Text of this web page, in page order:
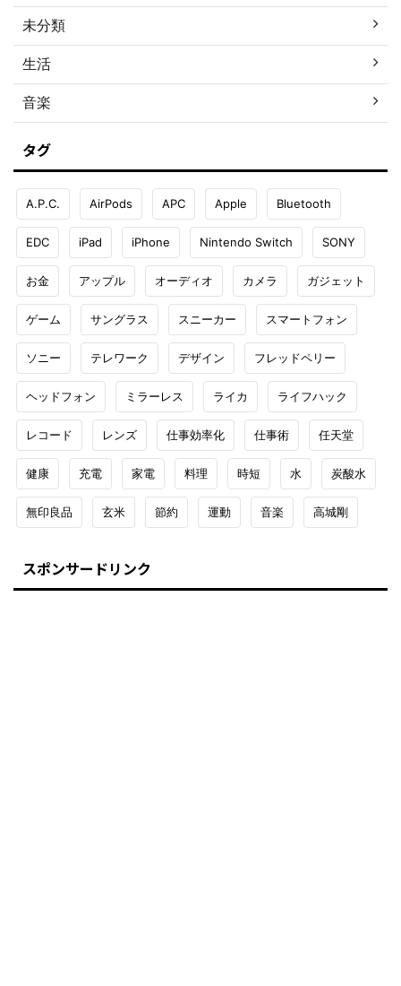
未分類
生活
音楽
タグ
A.P.C. AirPods APC Apple Bluetooth
EDC iPad iPhone Nintendo Switch SONY
お金 アップル オーディオ カメラ ガジェット
ゲーム サングラス スニーカー スマートフォン
ソニー テレワーク デザイン フレッドペリー
ヘッドフォン ミラーレス ライカ ライフハック
レコード レンズ 仕事効率化 仕事術 任天堂
健康 充電 家電 料理 時短 水 炭酸水
無印良品 玄米 節約 運動 音楽 高城剛
スポンサードリンク